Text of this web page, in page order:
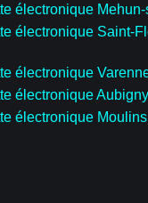
électronique
électronique Saint-
électronique
électronique
électronique Moulins